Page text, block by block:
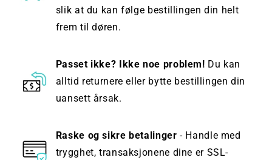
slik at du kan følge bestillingen din helt
frem til døren.
Passet ikke? Ikke noe problem! Du kan
alltid returnere eller bytte bestillingen din
uansett årsak.
Raske og sikre betalinger - Handle med
trygghet, transaksjonene dine er SSL-